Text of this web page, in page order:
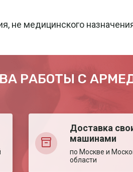
не медицинского
РАБОТЫ С
Доставка
машинами
по Москве и
области